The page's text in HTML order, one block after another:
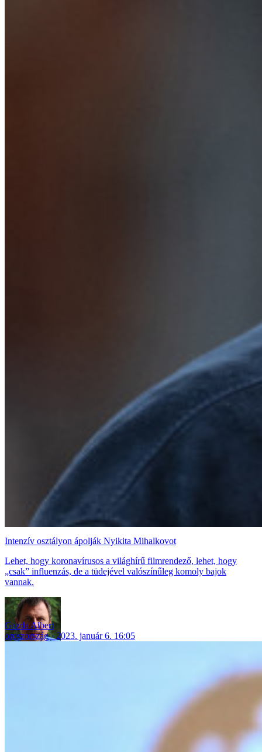
Intenzív osztályon ápolják Nyikita Mihalkovot
Lehet, hogy koronavírusos a világhírű filmrendező, lehet, hogy
„csak” influenzás, de a tüdejével valószínűleg komoly bajok
vannak.
Gazda Albert
oroszország
2023. január 6. 16:05